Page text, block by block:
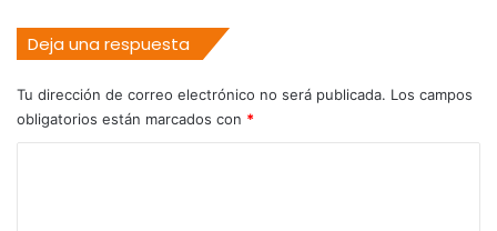
Deja una respuesta
Tu dirección de correo electrónico no será publicada. Los campos
obligatorios están marcados con *